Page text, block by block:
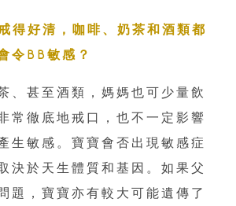
得好清，咖啡、奶茶和酒類都
令BB敏感？
、甚至酒類，媽媽也可少量飲
常徹底地戒口，也不一定影響
生敏感。寶寶會否出現敏感症
決於天生體質和基因。如果父
題，寶寶亦有較大可能遺傳了